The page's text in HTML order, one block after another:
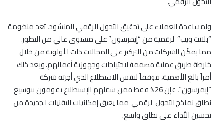
ولمساعدة العملاء على تحقيق التحول الرقمي المنشود، تعد منظومة
“بلانت ويب” الرقمية من “إيمرسون” على مستوى عالي من التطور،
مما يمكَن الشركات من التركيز على المجالات ذات الأولوية من خلال
خارطة طريق عملية مصممة لاحتياجات وجهوزية أعمالهم. ويعد ذلك
أمراً بالغ الأهمية، فوفقاً لنفس الاستطلاع الذي أجرته شركة
“إيمرسون”، فإن 26% فقط ممن شملهم الإستطلاع يقومون بتوسيع
نطاق نماذج التحول الرقمي، مما يعيق إمكانيات التقنيات الجديدة من
تحسين الأداء على نطاق واسع.